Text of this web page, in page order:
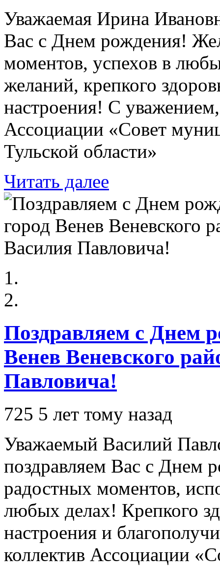
Уважаемая Ирина
Вас с Днем рождения!
моментов, успехов в
желаний, крепкого
настроения! С
Ассоциации «Совет
Тульской области»
Читать далее
Поздравляем с Днем
Венев Веневского
Павловича!
725 5 лет тому назад
Уважаемый Василий
поздравляем Вас с Днем
радостных моментов,
любых делах! Крепкого
настроения и
коллектив Ассоциации